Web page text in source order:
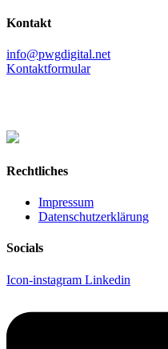
Kontakt
info@pwgdigital.net
Kontaktformular
Rechtliches
Impressum
Datenschutzerklärung
Socials
Icon-instagram Linkedin